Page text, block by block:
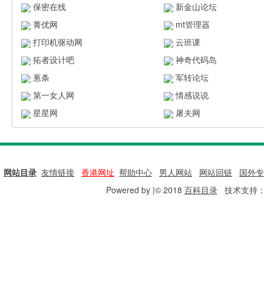
保密在线
新金山论坛
菁优网
mt管理器
打印机驱动网
云班课
拓者设计吧
神奇代码岛
葱条
军转论坛
第一女人网
情感说说
星星网
屠夫网
网站目录 友情链接 香港网址 帮助中心 男人网站 网站回链
国外
Powered by |© 2018 百科目录技术支持